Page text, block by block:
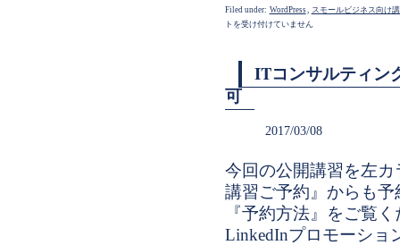
Filed under: WordPress, スモールビジネス向け
トを受け付けていません
ITコンサルティン
可
2017/03/08
今回の公開講習を左
講習ご予約』からも
『予約方法』をご覧
LinkedInプロモーショ